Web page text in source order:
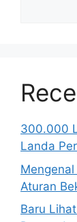
300.000
Landa
Aturan
Baru